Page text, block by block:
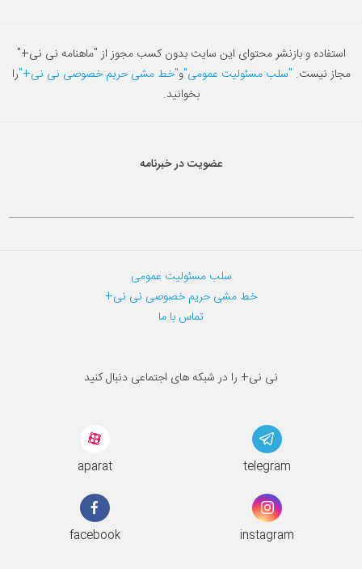
استفاده و بازنشر محتوای این سایت بدون کسب مجوز از "ماهنامه نی نی+"
مجاز نیست. "سلب مسئولیت عمومی"و"خط مشی حریم خصوصی نی نی+"را
بخوانید.
عضویت در خبرنامه
سلب مسئولیت عمومی
خط مشی حریم خصوصی نی نی+
تماس با ما
نی نی+ را در شبکه های اجتماعی دنبال کنید
aparat telegram
facebook instagram